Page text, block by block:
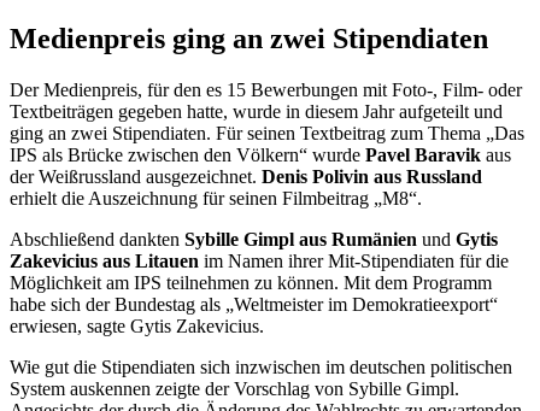
Medienpreis ging an zwei Stipendiaten
Der Medienpreis, für den es 15 Bewerbungen mit Foto-, Film- oder
Textbeiträgen gegeben hatte, wurde in diesem Jahr aufgeteilt und
ging an zwei Stipendiaten. Für seinen Textbeitrag zum Thema „Das
IPS als Brücke zwischen den Völkern“ wurde Pavel Baravik aus
der Weißrussland ausgezeichnet. Denis Polivin aus Russland
erhielt die Auszeichnung für seinen Filmbeitrag „M8“.
Abschließend dankten Sybille Gimpl aus Rumänien und Gytis
Zakevicius aus Litauen im Namen ihrer Mit-Stipendiaten für die
Möglichkeit am IPS teilnehmen zu können. Mit dem Programm
habe sich der Bundestag als „Weltmeister im Demokratieexport“
erwiesen, sagte Gytis Zakevicius.
Wie gut die Stipendiaten sich inzwischen im deutschen politischen
System auskennen zeigte der Vorschlag von Sybille Gimpl.